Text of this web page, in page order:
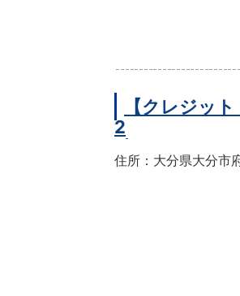
【クレジッ
2
住所：大分県大分市